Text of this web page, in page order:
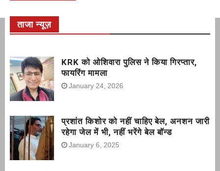
ताजा न्यूज़
KRK को ओशिवारा पुलिस ने किया गिरप्तार,
फायरिंग मामला
January 24, 2026
प्रशांत किशोर को नहीं चाहिए बेल, अनशन जारी
रहेगा जेल में भी, नहीं भरेंगे बेल बॉन्ड
January 6, 2025